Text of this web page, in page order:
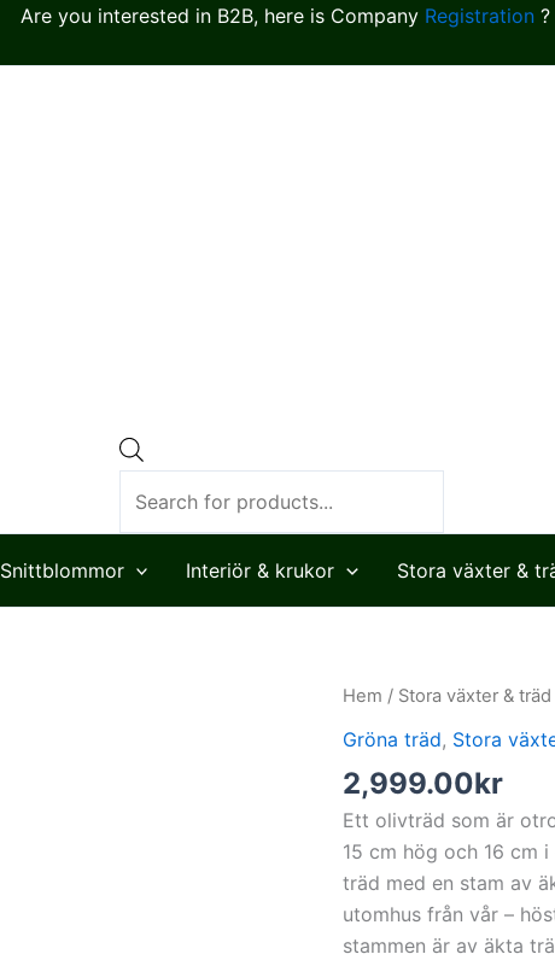
Are you interested in B2B, here is Company Registration?
Snittblommor Interiör & krukor Stora växter &
Hem / Stora växter & träd
Gröna träd, Stora
2,999.00kr
Ett olivträd som är
15 cm hög och 16 cm
träd med en stam av
utomhus från vår –
stammen är av äkta
Olivträd,
mängd